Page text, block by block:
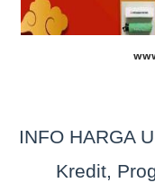
INFO HARGA
Kredit,